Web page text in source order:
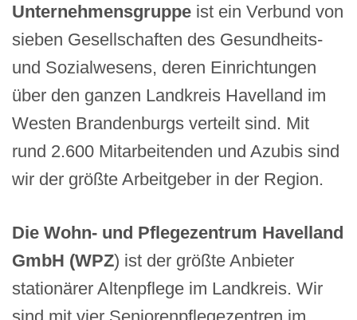
Unternehmensgruppe ist ein Verbund von
sieben Gesellschaften des Gesundheits-
und Sozialwesens, deren Einrichtungen
über den ganzen Landkreis Havelland im
Westen Brandenburgs verteilt sind. Mit
rund 2.600 Mitarbeitenden und Azubis sind
wir der größte Arbeitgeber in der Region.
Die Wohn- und Pflegezentrum Havelland
GmbH (WPZ) ist der größte Anbieter
stationärer Altenpflege im Landkreis. Wir